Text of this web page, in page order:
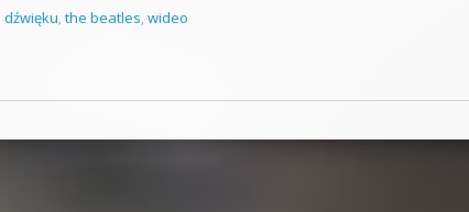
, the beatles, wideo